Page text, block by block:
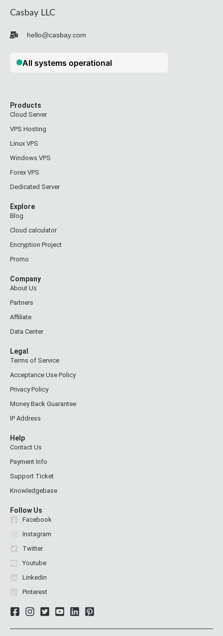
Casbay LLC
hello@casbay.com
Products
Cloud Server
VPS Hosting
Linux VPS
Windows VPS
Forex VPS
Dedicated Server
Explore
Blog
Cloud calculator
Encryption Project
Promo
Company
About Us
Partners
Affiliate
Data Center
Legal
Terms of Service
Acceptance Use Policy
Privacy Policy
Money Back Guarantee
IP Address
Help
Contact Us
Payment Info
Support Ticket
Knowledgebase
Follow Us
Facebook
Instagram
Twitter
Youtube
Linkedin
Pinterest